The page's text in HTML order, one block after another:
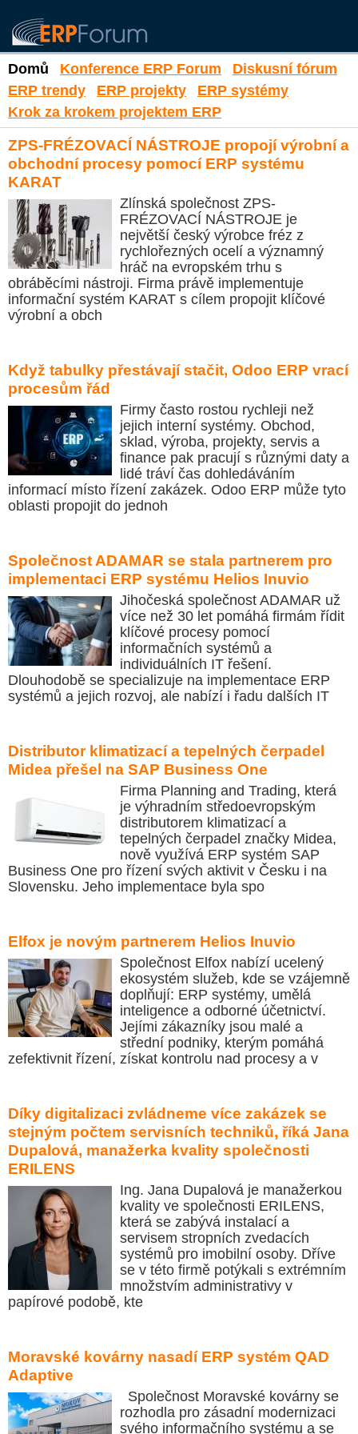
Domů Konference ERP Forum
Diskusní fórum
ERP trendy
ERP projekty
ERP systémy
Krok za krokem projektem ERP
ZPS-FRÉZOVACÍ NÁSTROJE propojí výrobní a
obchodní procesy pomocí ERP systému
KARAT
Zlínská společnost ZPS-
FRÉZOVACÍ NÁSTROJE je
největší český výrobce fréz z
rychlořezných ocelí a významný
hráč na evropském trhu s
obráběcími nástroji. Firma právě implementuje
informační systém KARAT s cílem propojit klíčové
výrobní a obch
Když tabulky přestávají stačit, Odoo ERP vrací
procesům řád
Firmy často rostou rychleji než
jejich interní systémy. Obchod,
sklad, výroba, projekty, servis a
finance pak pracují s různými daty a
lidé tráví čas dohledáváním
informací místo řízení zakázek. Odoo ERP může tyto
oblasti propojit do jednoh
Společnost ADAMAR se stala partnerem pro
implementaci ERP systému Helios Inuvio
Jihočeská společnost ADAMAR už
více než 30 let pomáhá firmám řídit
klíčové procesy pomocí
informačních systémů a
individuálních IT řešení.
Dlouhodobě se specializuje na implementace ERP
systémů a jejich rozvoj, ale nabízí i řadu dalších IT
Distributor klimatizací a tepelných čerpadel
Midea přešel na SAP Business One
Firma Planning and Trading, která
je výhradním středoevropským
distributorem klimatizací a
tepelných čerpadel značky Midea,
nově využívá ERP systém SAP
Business One pro řízení svých aktivit v Česku i na
Slovensku. Jeho implementace byla spo
Elfox je novým partnerem Helios Inuvio
Společnost Elfox nabízí ucelený
ekosystém služeb, kde se vzájemně
doplňují: ERP systémy, umělá
inteligence a odborné účetnictví.
Jejími zákazníky jsou malé a
střední podniky, kterým pomáhá
zefektivnit řízení, získat kontrolu nad procesy a v
Díky digitalizaci zvládneme více zakázek se
stejným počtem servisních techniků, říká Jana
Dupalová, manažerka kvality společnosti
ERILENS
Ing. Jana Dupalová je manažerkou
kvality ve společnosti ERILENS,
která se zabývá instalací a
servisem stropních zvedacích
systémů pro imobilní osoby. Dříve
se v této firmě potýkali s extrémním
množstvím administrativy v
papírové podobě, kte
Moravské kovárny nasadí ERP systém QAD
Adaptive
Společnost Moravské kovárny se
rozhodla pro zásadní modernizaci
svého informačního systému a se